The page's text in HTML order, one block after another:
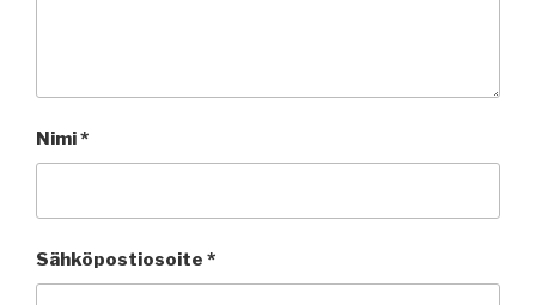
Nimi*
Sähköpostiosoite *